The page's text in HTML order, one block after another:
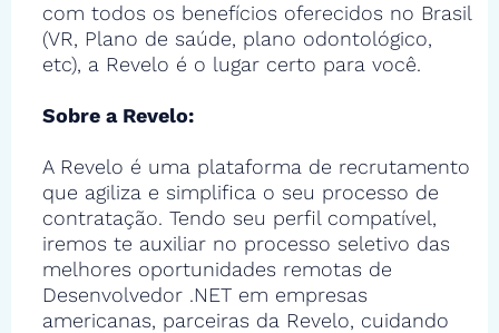
com todos os benefícios oferecidos no Brasil
(VR, Plano de saúde, plano odontológico,
etc), a Revelo é o lugar certo para você.
Sobre a Revelo:
A Revelo é uma plataforma de recrutamento
que agiliza e simplifica o seu processo de
contratação. Tendo seu perfil compatível,
iremos te auxiliar no processo seletivo das
melhores oportunidades remotas de
Desenvolvedor .NET em empresas
americanas, parceiras da Revelo, cuidando